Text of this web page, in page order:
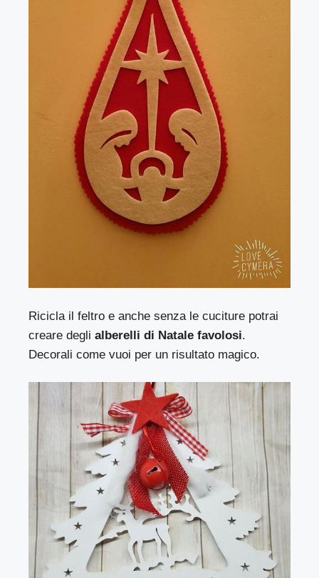
Ricicla il feltro e anche senza le cuciture potrai
creare degli alberelli di Natale favolosi.
Decorali come vuoi per un risultato magico.